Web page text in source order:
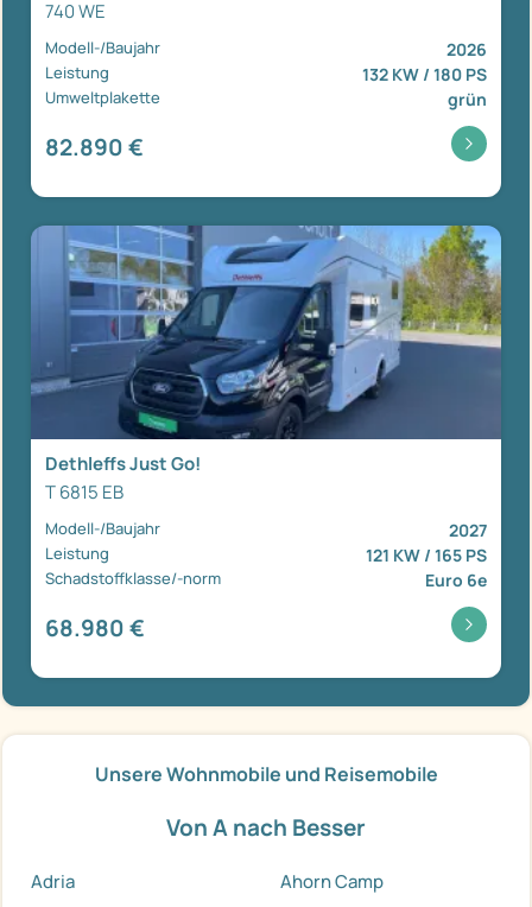
740 WE
Modell-/Baujahr 2026
Leistung 132 KW / 180 PS
Umweltplakette grün
82.890 €
Dethleffs Just Go!
T 6815 EB
Modell-/Baujahr 2027
Leistung 121 KW / 165 PS
Schadstoffklasse/-norm Euro 6e
68.980 €
Unsere Wohnmobile und Reisemobile
Von A nach Besser
Adria
Ahorn Camp